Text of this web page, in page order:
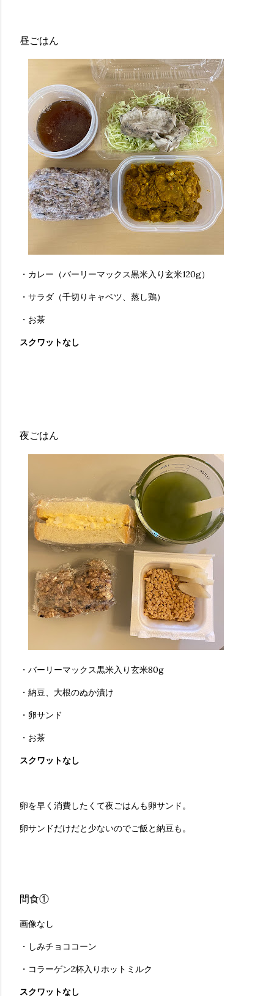
昼ごはん
・カレー（バーリーマックス黒米入り玄米120g）
・サラダ（千切りキャベツ、蒸し鶏）
・お茶
スクワットなし
夜ごはん
・バーリーマックス黒米入り玄米80g
・納豆、大根のぬか漬け
・卵サンド
・お茶
スクワットなし
卵を早く消費したくて夜ごはんも卵サンド。
卵サンドだけだと少ないのでご飯と納豆も。
間食①
画像なし
・しみチョココーン
・コラーゲン2杯入りホットミルク
スクワットなし